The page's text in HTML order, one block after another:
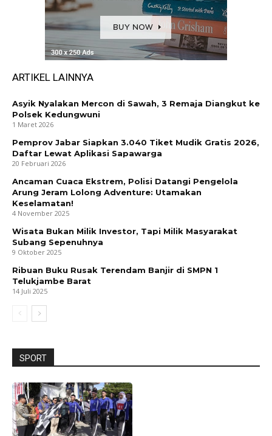
ARTIKEL LAINNYA
Asyik Nyalakan Mercon di Sawah, 3 Remaja Diangkut ke
Polsek Kedungwuni
1 Maret 2026
Pemprov Jabar Siapkan 3.040 Tiket Mudik Gratis 2026,
Daftar Lewat Aplikasi Sapawarga
20 Februari 2026
Ancaman Cuaca Ekstrem, Polisi Datangi Pengelola
Arung Jeram Lolong Adventure: Utamakan
Keselamatan!
4 November 2025
Wisata Bukan Milik Investor, Tapi Milik Masyarakat
Subang Sepenuhnya
9 Oktober 2025
Ribuan Buku Rusak Terendam Banjir di SMPN 1
Telukjambe Barat
14 Juli 2025
SPORT